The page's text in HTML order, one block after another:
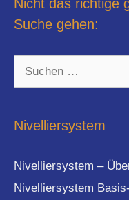
Nicht das richtige
Suche gehen:
Suchen
Nivelliersystem
Nivelliersystem –
Nivelliersystem